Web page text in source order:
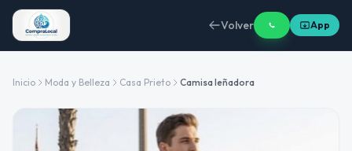
Volver App
Inicio Moda y Belleza Casa Prieto Camisa leñadora